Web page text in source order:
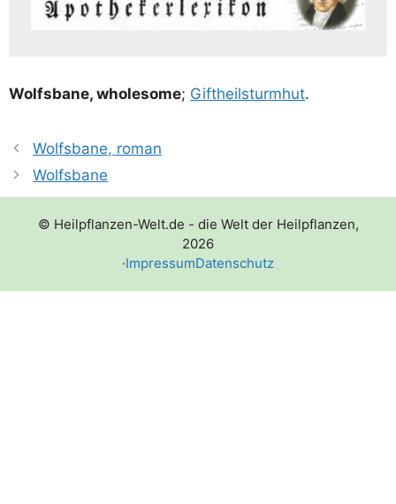
Wolfs­bane, who­le­so­me; Gift­heil­sturm­hut.
Wolfsbane, roman
Wolfsbane
© Heilpflanzen-Welt.de - die Welt der Heilpflanzen,
2026
·ImpressumDatenschutz